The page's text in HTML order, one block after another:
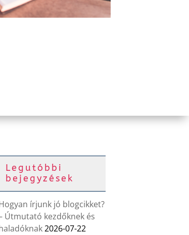
Legutóbbi
bejegyzések
írjunk jó blogcikket?
Útmutató kezdőknek és
2026-07-22